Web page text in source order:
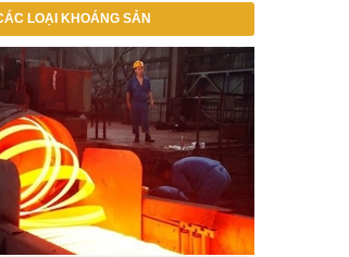
LOẠI KHOÁNG SẢN